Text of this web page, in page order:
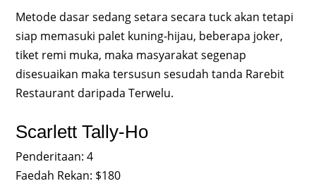
Metode dasar sedang setara secara tuck akan tetapi
siap memasuki palet kuning-hijau, beberapa joker,
tiket remi muka, maka masyarakat segenap
disesuaikan maka tersusun sesudah tanda Rarebit
Restaurant daripada Terwelu.
Scarlett Tally-Ho
Penderitaan: 4
Faedah Rekan: $180